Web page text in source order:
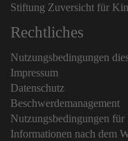
Stiftung Zuversicht für
Rechtliches
Nutzungsbedingungen
Impressum
Datenschutz
Beschwerdemanagement
Nutzungsbedingungen
Informationen nach dem